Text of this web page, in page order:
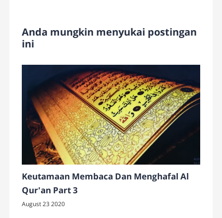
Anda mungkin menyukai postingan
ini
Keutamaan Membaca Dan Menghafal Al
Qur'an Part 3
August 23 2020